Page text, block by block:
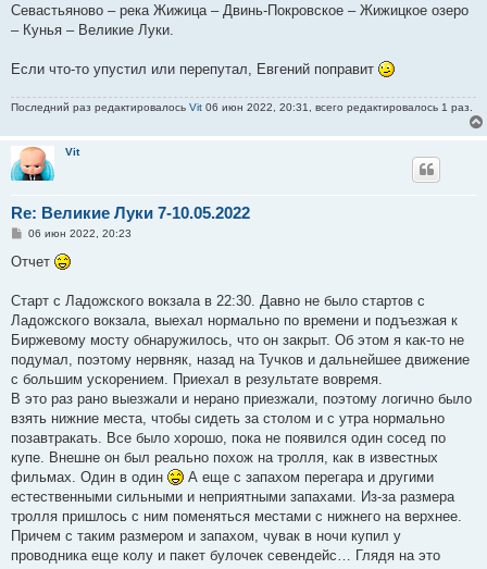
Севастьяново – река Жижица – Двинь-Покровское – Жижицкое озеро
– Кунья – Великие Луки.
Если что-то упустил или перепутал, Евгений поправит
Последний раз редактировалось Vit 06 июн 2022, 20:31, всего редактировалось 1 раз.
Vit
Re: Великие Луки 7-10.05.2022
С
о
е
и
е
06 июн 2022, 20:23
Отчет
Старт с Ладожского вокзала в 22:30. Давно не было стартов с
Ладожского вокзала, выехал нормально по времени и подъезжая к
Биржевому мосту обнаружилось, что он закрыт. Об этом я как-то не
подумал, поэтому нервняк, назад на Тучков и дальнейшее движение
с большим ускорением. Приехал в результате вовремя.
В это раз рано выезжали и нерано приезжали, поэтому логично было
взять нижние места, чтобы сидеть за столом и с утра нормально
позавтракать. Все было хорошо, пока не появился один сосед по
купе. Внешне он был реально похож на тролля, как в известных
фильмах. Один в один
А еще с запахом перегара и другими
естественными сильными и неприятными запахами. Из-за размера
тролля пришлось с ним поменяться местами с нижнего на верхнее.
Причем с таким размером и запахом, чувак в ночи купил у
проводника еще колу и пакет булочек севендейс… Глядя на это